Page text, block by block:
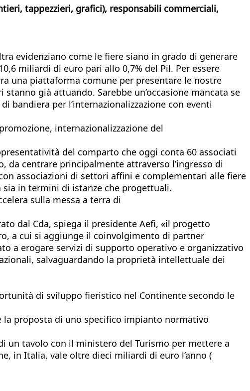
tappezzieri, grafici), responsabili commerciali,
evidenziano come le fiere siano in grado di generare
miliardi di euro pari allo 0,7% del Pil. Per essere
una piattaforma comune per presentare le nostre
già attuando. Sarebbe un’occasione mancata se
bandiera per l’internazionalizzazione con eventi
internazionalizzazione del
del comparto che oggi conta 60 associati
da centrare principalmente attraverso l’ingresso di
associazioni di settori affini e complementari alle fiere
in termini di istanze che progettuali.
sulla messa a terra di
dal Cda, spiega il presidente Aefi, «il progetto
a cui si aggiunge il coinvolgimento di partner
a erogare servizi di supporto operativo e organizzativo
salvaguardando la proprietà intellettuale dei
di sviluppo fieristico nel Continente secondo le
la proposta di uno specifico impianto normativo
un tavolo con il ministero del Turismo per mettere a
in Italia, vale oltre dieci miliardi di euro l’anno (